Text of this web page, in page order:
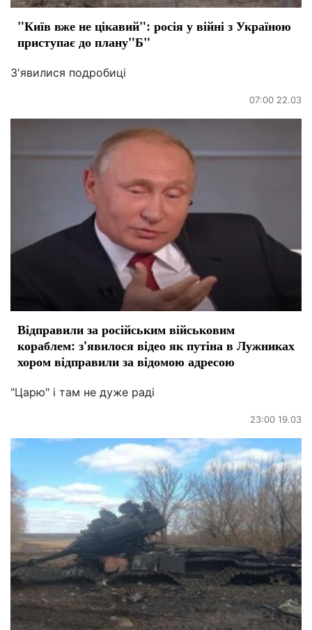
"Київ вже не цікавий": росія у війні з Україною
приступає до плану"Б"
З'явилися подробиці
07:00 22.03
Відправили за російським військовим
кораблем: з'явилося відео як путіна в Лужниках
хором відправили за відомою адресою
"Царю" і там не дуже раді
23:00 19.03